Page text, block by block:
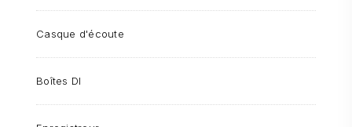
Casque d'écoute
Boîtes DI